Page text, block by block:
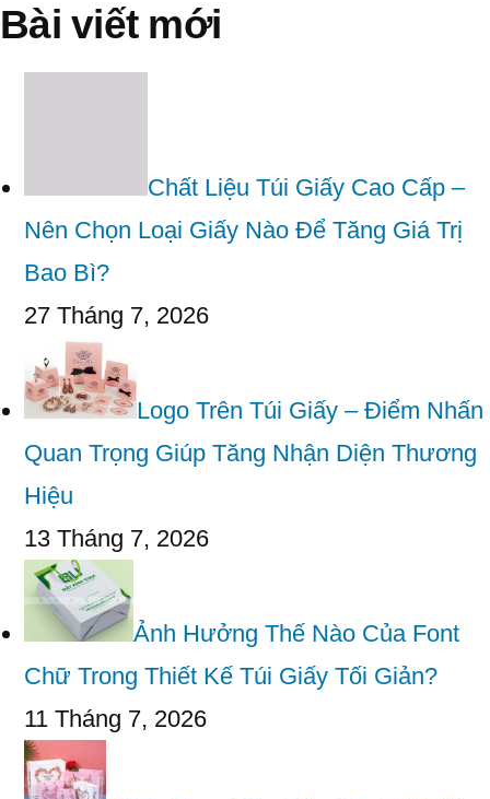
Bài viết mới
Chất Liệu Túi Giấy Cao Cấp –
Nên Chọn Loại Giấy Nào Để Tăng Giá Trị
Bao Bì?
27 Tháng 7, 2026
Logo Trên Túi Giấy – Điểm Nhấn
Quan Trọng Giúp Tăng Nhận Diện Thương
Hiệu
13 Tháng 7, 2026
Ảnh Hưởng Thế Nào Của Font
Chữ Trong Thiết Kế Túi Giấy Tối Giản?
11 Tháng 7, 2026